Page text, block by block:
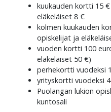
kuukauden kortti 15
eläkeläiset 8 €
kolmen kuukauden
opiskelijat ja
vuoden kortti 100
eläkeläiset 50 €)
perhekortti vuodeksi
yrityskortti vuodeksi
Puolangan lukion
kuntosali